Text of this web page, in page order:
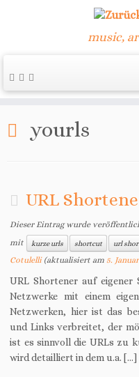
Zum
Inhalt
music,
yourls
URL
Dieser Eintrag wurde
mit
kurze urls shortcut url
Cotulelli(aktualisiert am5.
URL Shortener auf eigener
Netzwerke mit einem
Netzwerken, hier ist das
und Links verbreitet, der
ist es sinnvoll die URLs zu
wird detailliert in dem u.a. […]